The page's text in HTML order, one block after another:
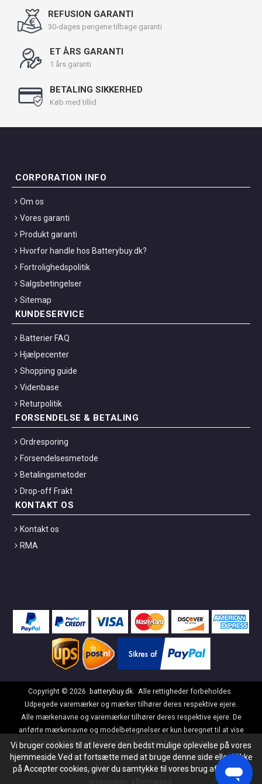
REFUSION GARANTI
30-dages pengene tilbage garanti
ET ÅRS GARANTI
1 års garanti
BETALING SIKKERHED
Køb med tillid
CORPORATION INFO
Om os
Vores garanti
Produkt garanti
Hvorfor handle hos Batterybuy.dk?
Fortrolighedspolitik
Salgsbetingelser
Sitemap
KUNDESERVICE
Batterier FAQ
Hjælpecenter
Shopping guide
Videnbase
Returpolitik
FORSENDELSE & BETALING
Ordresporing
Forsendelsesmetode
Betalingsmetoder
Drop-off Frakt
KONTAKT OS
Kontakt os
RMA
Copyright © 2026 batterybuy.dk. Alle rettigheder forbeholdes.
Udpegede varemærker og mærker tilhører deres respektive ejere.
Alle mærkenavne og varemærker tilhører deres respektive ejere. De
anførte mærkenavne og modelbetegnelser er kun beregnet til at vise
kompatibiliteten af disse produkter med forskellige maskiner.
batterybuy.dk er ikke tilknyttet de originale producenter af nogen af disse
batterier eller opladere. Alle produkter på denne side er generiske
Vi bruger cookies til at levere den bedst mulige oplevelse på vores
hjemmeside.Ved at fortsætte med at bruge denne side eller klikke
på Accepter cookies, giver du samtykke til vores brug af cookies.